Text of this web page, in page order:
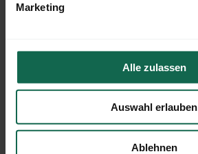
Marketing
Alle zulassen
Auswahl erlauben
Ablehnen